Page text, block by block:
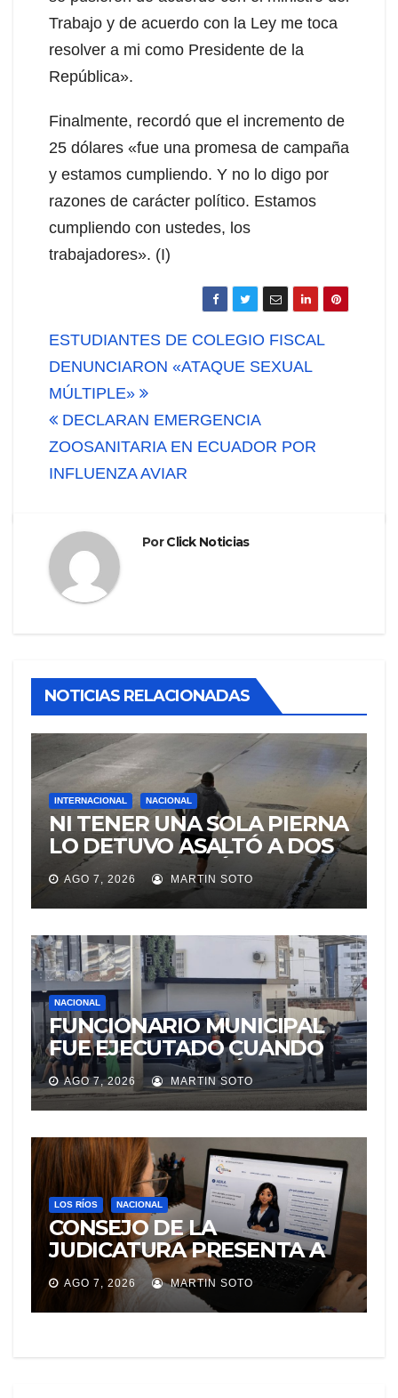
Trabajo y de acuerdo con la Ley me toca
resolver a mi como Presidente de la
República».
Finalmente, recordó que el incremento de
25 dólares «fue una promesa de campaña
y estamos cumpliendo. Y no lo digo por
razones de carácter político. Estamos
cumpliendo con ustedes, los
trabajadores». (I)
Navegación
de
entradas
ESTUDIANTES DE COLEGIO FISCAL
DENUNCIARON «ATAQUE SEXUAL
MÚLTIPLE»
DECLARAN EMERGENCIA
ZOOSANITARIA EN ECUADOR POR
INFLUENZA AVIAR
PorClick Noticias
NOTICIAS RELACIONADAS
INTERNACIONAL NACIONAL
NI TENER UNA SOLA PIERNA
LO DETUVO ASALTÓ A DOS
MUJERES Y HUYÓ
BRINCANDO.
AGO 7, 2026 MARTIN SOTO
NACIONAL
FUNCIONARIO MUNICIPAL
FUE EJECUTADO CUANDO
IBA A UNA REUNIÓN DE
TRABAJO EN MANTA
AGO 7, 2026 MARTIN SOTO
LOS RÍOS NACIONAL
CONSEJO DE LA
JUDICATURA PRESENTA A
«Adila», LA ASISTENTE
VIRTUAL QUE ORIENTA A LA
CIUDADANÍA SOBRE
AGO 7, 2026 MARTIN SOTO